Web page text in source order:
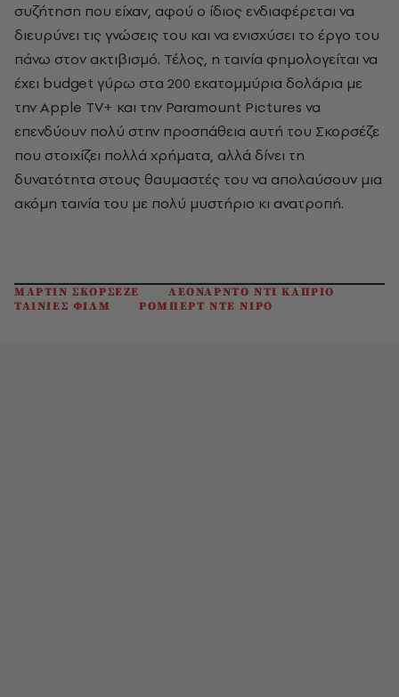
συζήτηση που είχαν, αφού ο ίδιος ενδιαφέρεται να
διευρύνει τις γνώσεις του και να ενισχύσει το έργο του
πάνω στον ακτιβισμό. Τέλος, η ταινία φημολογείται να
έχει budget γύρω στα 200 εκατομμύρια δολάρια με
την Apple TV+ και την Paramount Pictures να
επενδύουν πολύ στην προσπάθεια αυτή του Σκορσέζε
που στοιχίζει πολλά χρήματα, αλλά δίνει τη
δυνατότητα στους θαυμαστές του να απολαύσουν μια
ακόμη ταινία του με πολύ μυστήριο κι ανατροπή.
ΜΑΡΤΙΝ ΣΚΟΡΣΕΖΕ
ΛΕΟΝΑΡΝΤΟ ΝΤΙ ΚΑΠΡΙΟ
ΤΑΙΝΙΕΣ ΦΙΛΜ
ΡΟΜΠΕΡΤ ΝΤΕ ΝΙΡΟ